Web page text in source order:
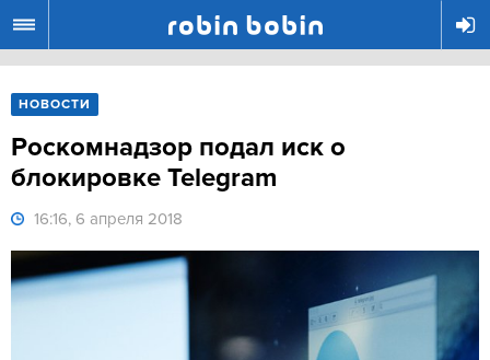
НОВОСТИ
Роскомнадзор подал иск о
блокировке Telegram
16:16, 6 апреля 2018